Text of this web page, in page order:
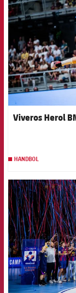
Viveros Herol
HANDBOL